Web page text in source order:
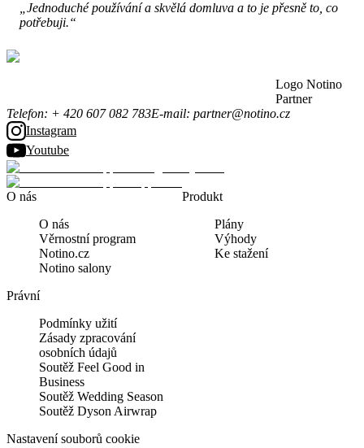
„Jednoduché používání a skvělá domluva a to je přesně to, co
potřebuji.“
Logo Notino
Partner
Telefon: + 420 607 082 783E-mail: partner@notino.cz
Instagram
Youtube
O nás
O nás
Věrnostní program
Notino.cz
Notino salony
Produkt
Plány
Výhody
Ke stažení
Právní
Podmínky užití
Zásady zpracování
osobních údajů
Soutěž Feel Good in
Business
Soutěž Wedding Season
Soutěž Dyson Airwrap
Nastavení souborů cookie